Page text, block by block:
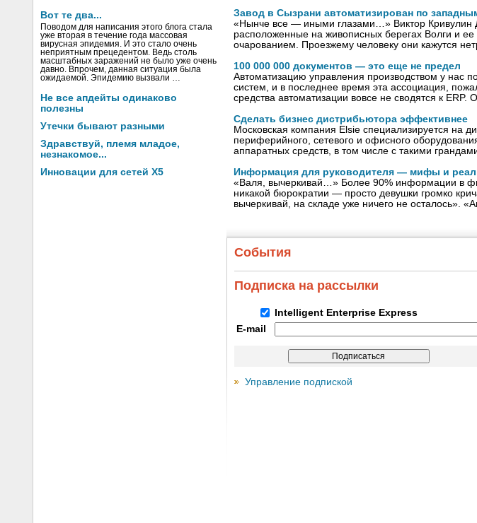
Вот те два...
Поводом для написания этого блога стала
уже вторая в течение года массовая
вирусная эпидемия. И это стало очень
неприятным прецедентом. Ведь столь
масштабных заражений не было уже очень
давно. Впрочем, данная ситуация была
ожидаемой. Эпидемию вызвали …
Не все апдейты одинаково
полезны
Утечки бывают разными
Здравствуй, племя младое,
незнакомое...
Инновации для сетей X5
Завод в Сызрани автоматизирован по
«Нынче все — иными глазами…» Виктор Кривулин
расположенные на живописных берегах Волги и
очарованием. Проезжему человеку они кажутся
100 000 000 документов — это еще не предел
Автоматизацию управления производством у нас
систем, и в последнее время эта ассоциация,
средства автоматизации вовсе не сводятся к
Сделать бизнес дистрибьютора эффективнее
Московская компания Elsie специализируется на
периферийного, сетевого и офисного
аппаратных средств, в том числе с такими
Информация для руководителя — мифы и
«Валя, вычеркивай…» Более 90% информации в
никакой бюрократии — просто девушки громко
вычеркивай, на складе уже ничего не осталось».
События
Подписка на рассылки
Intelligent Enterprise Express
E-mail
Управление подпиской